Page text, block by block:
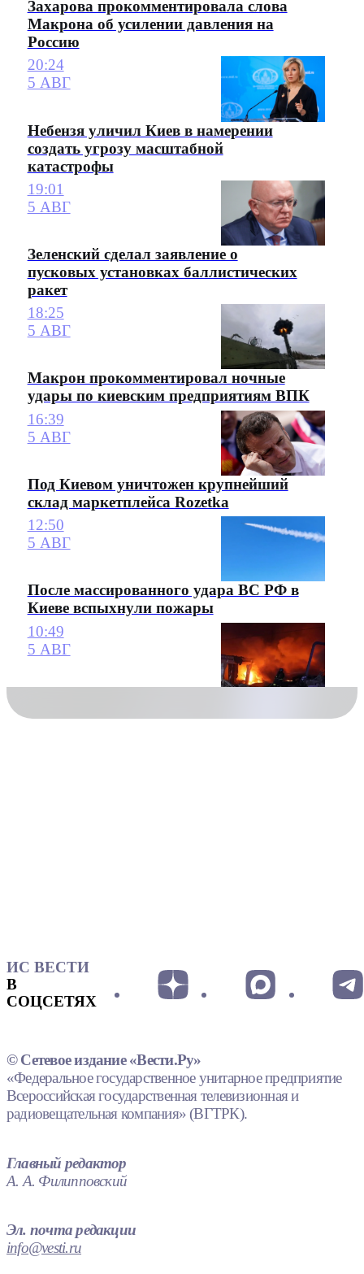
Захарова прокомментировала слова
Макрона об усилении давления на
Россию
20:24
5 АВГ
Небензя уличил Киев в намерении
создать угрозу масштабной
катастрофы
19:01
5 АВГ
Зеленский сделал заявление о
пусковых установках баллистических
ракет
18:25
5 АВГ
Макрон прокомментировал ночные
удары по киевским предприятиям ВПК
16:39
5 АВГ
Под Киевом уничтожен крупнейший
склад маркетплейса Rozetka
12:50
5 АВГ
После массированного удара ВС РФ в
Киеве вспыхнули пожары
10:49
5 АВГ
ИС ВЕСТИ
В
СОЦСЕТЯХ
© Сетевое издание «Вести.Ру»
«Федеральное государственное унитарное предприятие
Всероссийская государственная телевизионная и
радиовещательная компания» (ВГТРК).
Главный редактор
А. А. Филипповский
Эл. почта редакции
info@vesti.ru